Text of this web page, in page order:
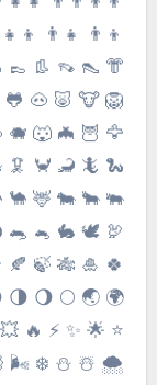
👕 👖 👔 👗 👙
🦊 🐻 🐼 🐨 🐯
🐤 🐣 🐥 🦆
🐞 🐜 🕷 🕸 🐢
🐳 🐋 🐊 🐆 🐅
🐑 🐕 🐩 🐈 🐓
🌳 🌴 🌱 🌿 ☘️
🌻 🌼 🌸 🌺 🌎
🌞 🌛 🌜 🌙 💫
🌈 ☁️ 🌧 ⛈ 🌩
🎓 👑 ⛑ 🎒